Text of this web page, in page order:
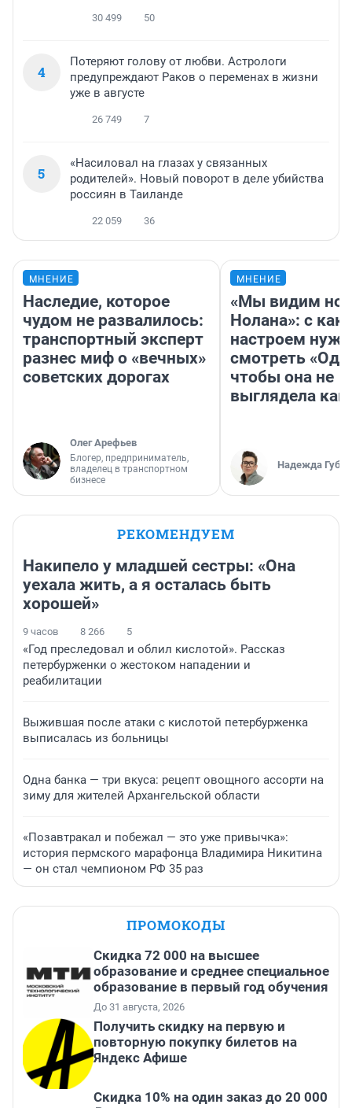
30 499 50
4
Потеряют голову от любви. Астрологи
предупреждают Раков о переменах в жизни
уже в августе
26 749 7
5
«Насиловал на глазах у связанных
родителей». Новый поворот в деле убийства
россиян в Таиланде
22 059 36
МНЕНИЕ
Наследие, которое
чудом не развалилось:
транспортный эксперт
разнес миф о «вечных»
советских дорогах
Олег Арефьев
Блогер, предприниматель,
владелец в транспортном
бизнесе
МНЕНИЕ
«Мы видим
Нолана»: с
настроем
смотреть
чтобы она не
выглядела как
Надежда
РЕКОМЕНДУЕМ
Накипело у младшей сестры: «Она
уехала жить, а я осталась быть
хорошей»
9 часов 8 266 5
«Год преследовал и облил кислотой». Рассказ
петербурженки о жестоком нападении и
реабилитации
Выжившая после атаки с кислотой петербурженка
выписалась из больницы
Одна банка — три вкуса: рецепт овощного ассорти на
зиму для жителей Архангельской области
«Позавтракал и побежал — это уже привычка»:
история пермского марафонца Владимира Никитина
— он стал чемпионом РФ 35 раз
ПРОМОКОДЫ
Скидка 72 000 на высшее
образование и среднее специальное
образование в первый год обучения
До 31 августа, 2026
Получить скидку на первую и
повторную покупку билетов на
Яндекс Афише
Скидка 10% на один заказ до 20 000